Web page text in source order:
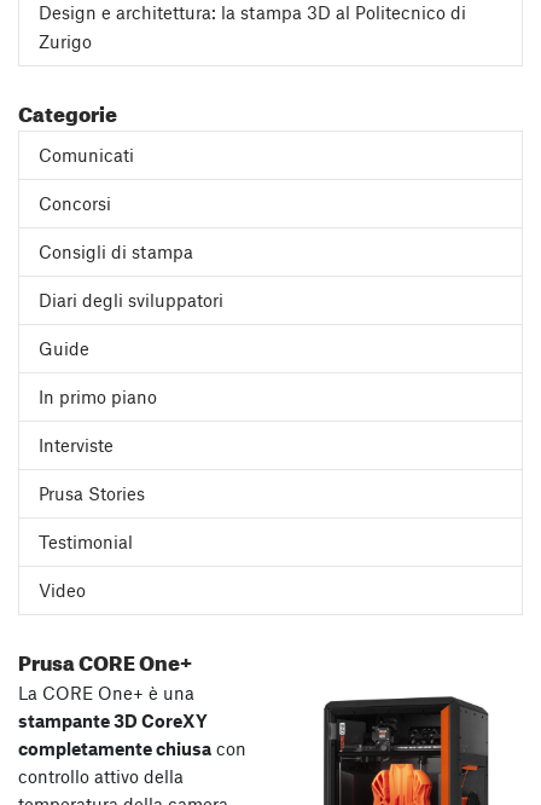
Design e architettura: la stampa 3D al Politecnico di
Zurigo
Categorie
Comunicati
Concorsi
Consigli di stampa
Diari degli sviluppatori
Guide
In primo piano
Interviste
Prusa Stories
Testimonial
Video
Prusa CORE One+
La CORE One+ è una
stampante 3D CoreXY
completamente chiusa con
controllo attivo della